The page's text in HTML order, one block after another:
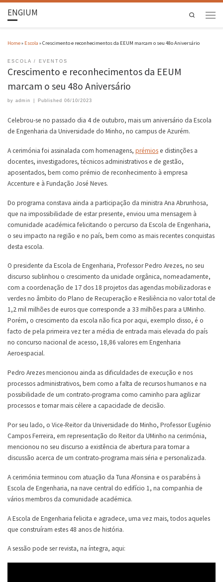
ENGIUM Search
Home» Escola »Crescimento e reconhecimentos da EEUM marcam o seu 48o Aniversário
ESCOLA EVENTOS
Crescimento e reconhecimentos da EEUM
marcam o seu 48o Aniversário
by admin Published 06/10/2023
Celebrou-se no passado dia 4 de outubro, mais um aniversário da Escola
de Engenharia da Universidade do Minho, no campus de Azurém.
A cerimónia foi assinalada com homenagens, prémiose distinções a
docentes, investigadores, técnicos administrativos e de gestão,
aposentados, bem como prémio de reconhecimento à empresa
Accenture e à Fundação José Neves.
Do programa constava ainda a participação da ministra Ana Abrunhosa,
que na impossibilidade de estar presente, enviou uma mensagem à
comunidade académica felicitando o percurso da Escola de Engenharia,
o seu impacto na região e no país, bem como as mais recentes conquistas
desta escola.
O presidente da Escola de Engenharia, Professor Pedro Arezes, no seu
discurso sublinhou o crescimento da unidade orgânica, nomeadamente,
com a coordenação de 17 dos 18 projetos das agendas mobilizadoras e
verdes no âmbito do Plano de Recuperação e Resiliência no valor total de
1,2 mil milhões de euros que corresponde a 33 milhões para a UMinho.
Porém, o crescimento da escola não fica por aqui, exemplo disso, é o
facto de pela primeira vez ter a média de entrada mais elevada do país
no concurso nacional de acesso, 18,86 valores em Engenharia
Aeroespacial.
Pedro Arezes mencionou ainda as dificuldades de execução e nos
processos administrativos, bem como a falta de recursos humanos e na
possibilidade de um contrato-programa como caminho para agilizar
processos e tornar mais célere a capacidade de decisão.
Por seu lado, o Vice-Reitor da Universidade do Minho, Professor Eugénio
Campos Ferreira, em representação do Reitor da UMinho na cerimónia,
mencionou no seu discurso a existência de abertura para tornar a
discussão acerca de um contrato-programa mais séria e personalizada.
A cerimónia terminou com atuação da Tuna Afonsina e os parabéns à
Escola de Engenharia, na nave central do edifício 1, na companhia de
vários membros da comunidade académica.
A Escola de Engenharia felicita e agradece, uma vez mais, todos aqueles
que construíram estes 48 anos de história.
A sessão pode ser revista, na íntegra, aqui: